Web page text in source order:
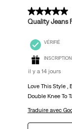
5 sur 5 étoiles.
Quality Jeans
VÉRIFIÉ
il y a 14 jours
Love This Style ,
Double Knee To
Traduire avec